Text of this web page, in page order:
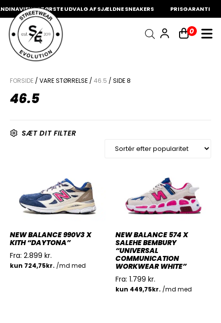
STØRSTE UDVALG AF SJÆLDNE SNEAKERS PRISGARANTI
0
INDKØBSKURV
Fri fragt på sneakers 60 dages returret
Din kurv er tom.
FORSIDE / VARE STØRRELSE / 46.5 / SIDE 8
46.5
SÆT DIT FILTER
NEW BALANCE 990V3 X
KITH “DAYTONA”
Fra: 2.899 kr.
NEW BALANCE 574 X
SALEHE BEMBURY
“UNIVERSAL
COMMUNICATION
WORKWEAR WHITE”
Fra: 1.799 kr.